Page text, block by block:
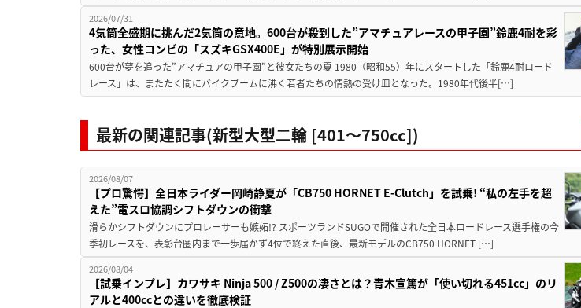
2026/07/31
4気筒全盛期に挑んだ2気筒の意地。600台が殺到した”アマチュアレースの甲子園”鈴鹿4耐を彩
った、女性コンビの「スズキGSX400E」が特別展示開始
600台が夢を追った”アマチュアの甲子園”と彼女たちの夏 1980（昭和55）年にスタートした「鈴鹿4耐ロード
レース」は、またたく間にバイクブームに沸く若者たちの情熱の受け皿となった。1980年代後半[…]
最新の関連記事(新型大型二輪 [401〜750cc])
2026/08/07
【プロ驚愕】全日本ライダー岡崎静夏が「CB750 HORNET E-Clutch」を試乗! “私の左手を超
えた”電スロ協調シフトダウンの衝撃
滑らかシフトダウンにプロレーサーも嫉妬!? スポーツランドSUGOで開催された全日本ロードレース選手権の今
季初レースを、表彰台圏内まで一歩届かず4位で終えた直後、最新モデルのCB750 HORNET […]
2026/08/04
【試乗インプレ】カワサキ Ninja 500 / Z500の凄さとは？青木宣篤が「使い切れる451cc」のリ
アルと400ccとの違いを徹底検証